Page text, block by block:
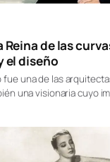
Reina de las
el diseño
fue una de las
una visionaria cuyo